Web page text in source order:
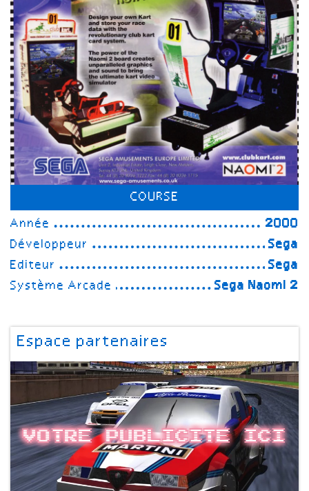
COURSE
Année
2000
Développeur
Sega
Editeur
Sega
Système Arcade
Sega Naomi 2
Espace partenaires
Votre publicite ici